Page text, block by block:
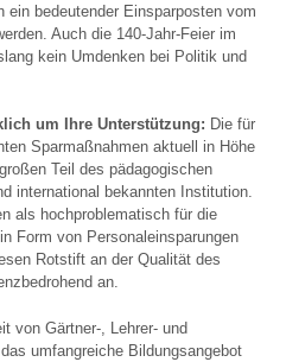
ein bedeutender Einsparposten vom
Auch die 140-Jahr-Feier im
kein Umdenken bei Politik und
um Ihre Unterstützung: Die für
Sparmaßnahmen aktuell in Höhe
Teil des pädagogischen
international bekannten Institution.
als hochproblematisch für die
Form von Personaleinsparungen
Rotstift an der Qualität des
an.
von Gärtner-, Lehrer- und
umfangreiche Bildungsangebot